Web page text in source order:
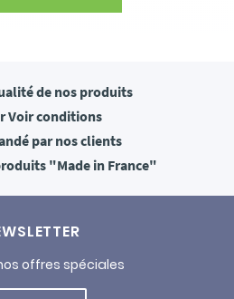
de nos produits
Voir conditions
par nos clients
"Made in France"
offres spéciales